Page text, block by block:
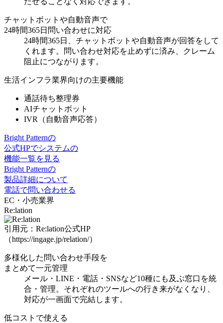
チャットボットや自動音声で
24時間365日問い合わせに対応
24時間365日、チャットボットや自動音声が回答をして
くれます。
問い合わせ対応を止めずに済み、クレーム
阻止につながります。
生活インフラ業界向けの主要機能
通話待ち整理券
AIチャットボット
IVR（自動音声応答）
Bright Patternの
公式HPでシステムの
機能一覧を見る
Bright Patternの
製品詳細について
電話で問い合わせる
EC・小売業界
Re:lation
引用元：Re:lation公式HP
（https://ingage.jp/relation/）
多様化した問い合わせ手段を
まとめて一元管理
メール・LINE・電話・SNSなど10種にも及ぶ窓口を統
合・管理。それぞれのツールへの行き来がなくなり、
対応が一画面で完結します。
低コストで使える